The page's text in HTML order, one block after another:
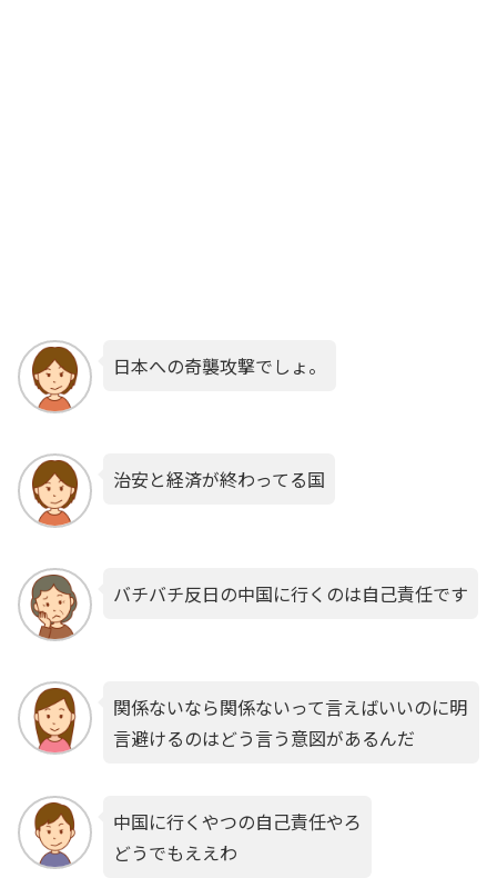
日本への奇襲攻撃でしょ。
治安と経済が終わってる国
バチバチ反日の中国に行くのは自己責任です
関係ないなら関係ないって言えばいいのに明
言避けるのはどう言う意図があるんだ
中国に行くやつの自己責任やろ
どうでもええわ